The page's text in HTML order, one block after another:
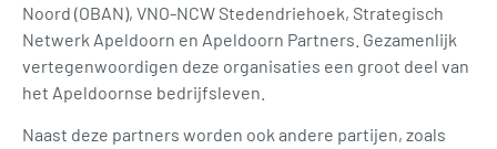
Noord (OBAN), VNO-NCW Stedendriehoek, Strategisch
Netwerk Apeldoorn en Apeldoorn Partners. Gezamenlijk
vertegenwoordigen deze organisaties een groot deel van
het Apeldoornse bedrijfsleven.
Naast deze partners worden ook andere partijen, zoals